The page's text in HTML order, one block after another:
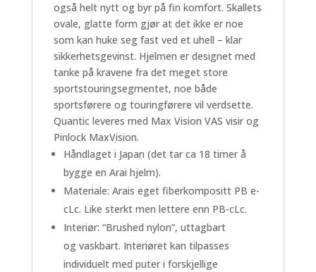
også helt nytt og byr på fin komfort. Skallets
ovale, glatte form gjør at det ikke er noe
som kan huke seg fast ved et uhell – klar
sikkerhetsgevinst. Hjelmen er designet med
tanke på kravene fra det meget store
sportstouringsegmentet, noe både
sportsførere og touringførere vil verdsette.
Quantic leveres med Max Vision VAS visir og
Pinlock MaxVision.
Håndlaget i Japan (det tar ca 18 timer å
bygge en Arai hjelm).
Materiale: Arais eget fiberkompositt PB e-
cLc. Like sterkt men lettere enn PB-cLc.
Interiør: “Brushed nylon”, uttagbart
og vaskbart. Interiøret kan tilpasses
individuelt med puter i forskjellige